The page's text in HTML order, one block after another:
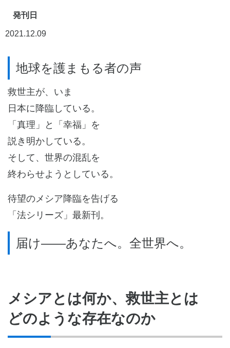
発刊日
2021.12.09
地球を護まもる者の声
救世主が、いま
日本に降臨している。
「真理」と「幸福」を
説き明かしている。
そして、世界の混乱を
終わらせようとしている。
待望のメシア降臨を告げる
「法シリーズ」最新刊。
届け――あなたへ。全世界へ。
メシアとは何か、救世主とは
どのような存在なのか